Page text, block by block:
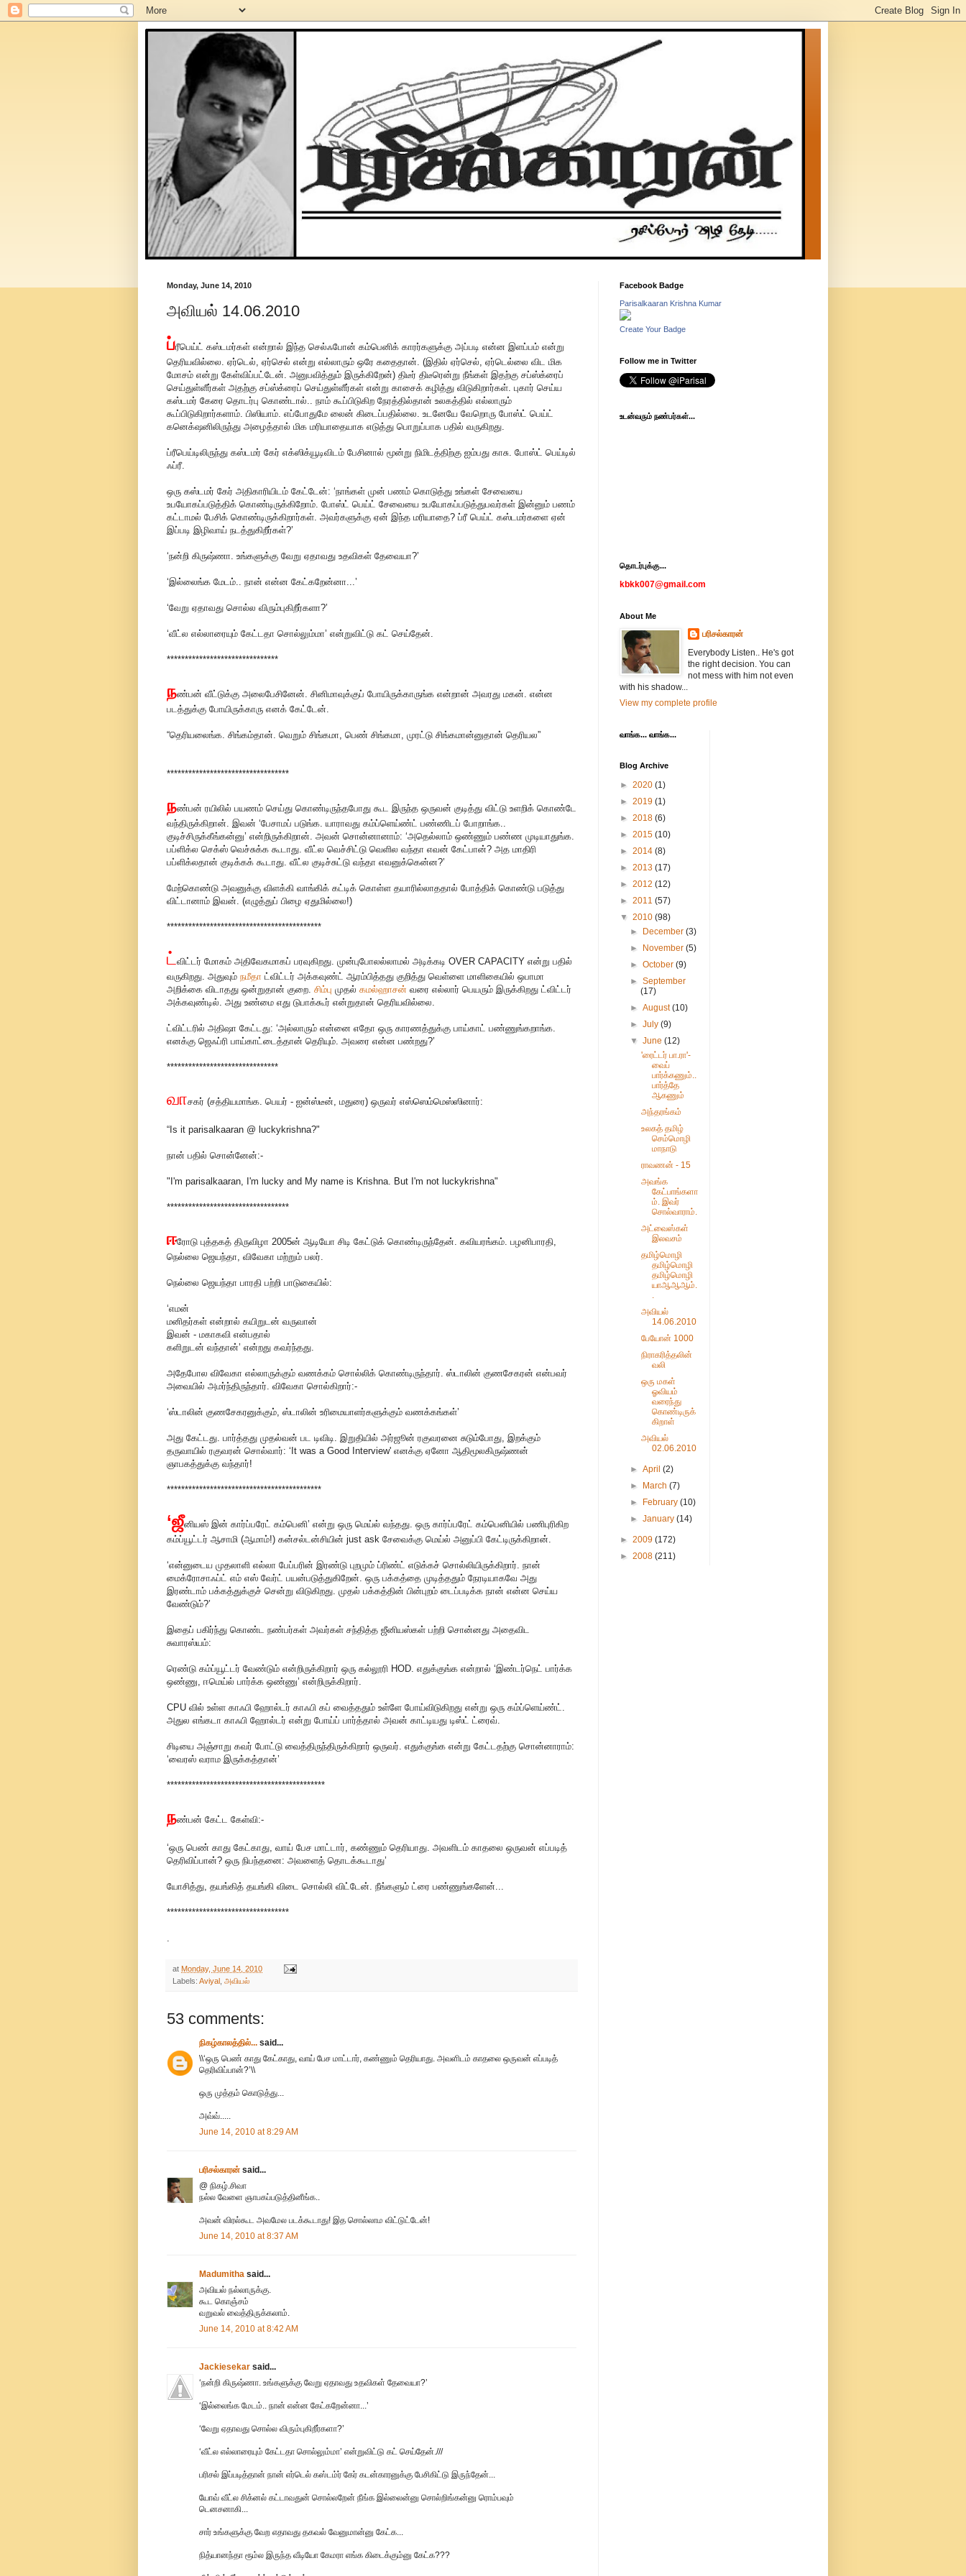
Monday, June 14, 2010
அவியல் 14.06.2010
ப்ரீபெய்ட் கஸ்டமர்கள் என்றால் இந்த செல்ஃபோன் கம்பெனிக் காரர்களுக்கு அப்படி என்ன இளப்பம் என்று
தெரியவில்லை. ஏர்டெல், ஏர்செல் என்று எல்லாரும் ஒரே கதைதான். (இதில் ஏர்செல், ஏர்டெல்லை விட மிக
மோசம் என்று கேள்விப்பட்டேன். அனுபவித்தும் இருக்கிறேன்) திடீர் திடீரென்று நீங்கள் இதற்கு சப்ஸ்க்ரைப்
செய்துள்ளீர்கள் அதற்கு சப்ஸ்க்ரைப் செய்துள்ளீர்கள் என்று காசைக் கழித்து விடுகிறார்கள். புகார் செய்ய
கஸ்டமர் கேரை தொடர்பு கொண்டால்.. நாம் கூப்பிடுகிற நேரத்தில்தான் உலகத்தில் எல்லாரும்
கூப்பிடுகிறார்களாம். பிஸியாம். எப்போதுமே லைன் கிடைப்பதில்லை. உடனேயே வேறொரு போஸ்ட் பெய்ட்
கனெக்‌ஷனிலிருந்து அழைத்தால் மிக மரியாதையாக எடுத்து பொறுப்பாக பதில் வருகிறது.
ப்ரீபெய்டிலிருந்து கஸ்டமர் கேர் எக்ஸிக்யூடிவிடம் பேசினால் மூன்று நிமிடத்திற்கு ஐம்பது காசு. போஸ்ட் பெய்டில்
ஃப்ரீ.
ஒரு கஸ்டமர் கேர் அதிகாரியிடம் கேட்டேன்: ‘நாங்கள் முன் பணம் கொடுத்து உங்கள் சேவையை
உபயோகப்படுத்திக் கொண்டிருக்கிறோம். போஸ்ட் பெய்ட் சேவையை உபயோகப்படுத்துபவர்கள் இன்னும் பணம்
கட்டாமல் பேசிக் கொண்டிருக்கிறார்கள். அவர்களுக்கு ஏன் இந்த மரியாதை? ப்ரீ பெய்ட் கஸ்டமர்களை ஏன்
இப்படி இழிவாய் நடத்துகிறீர்கள்?’
‘நன்றி கிருஷ்ணா. உங்களுக்கு வேறு ஏதாவது உதவிகள் தேவையா?’
‘இல்லைங்க மேடம்.. நான் என்ன கேட்கறேன்னா...’
‘வேறு ஏதாவது சொல்ல விரும்புகிறீர்களா?’
‘வீட்ல எல்லாரையும் கேட்டதா சொல்லும்மா’ என்றுவிட்டு கட் செய்தேன்.
*******************************
நண்பன் வீட்டுக்கு அலைபேசினேன். சினிமாவுக்குப் போயிருக்காருங்க என்றான் அவரது மகன். என்ன
படத்துக்கு போயிருக்காரு எனக் கேட்டேன்.
“தெரியலைங்க. சிங்கம்தான். வெறும் சிங்கமா, பெண் சிங்கமா, முரட்டு சிங்கமான்னுதான் தெரியல”
**********************************
நண்பன் ரயிலில் பயணம் செய்து கொண்டிருந்தபோது கூட இருந்த ஒருவன் குடித்து விட்டு உளறிக் கொண்டே
வந்திருக்கிறான். இவன் ‘பேசாமப் படுங்க. யாராவது கம்ப்ளெய்ண்ட் பண்ணிடப் போறாங்க..
குடிச்சிருக்கீங்கன்னு’ என்றிருக்கிறான். அவன் சொன்னானாம்: ‘அதெல்லாம் ஒண்ணும் பண்ண முடியாதுங்க.
பப்ளிக்ல செக்ஸ் வெச்சுக்க கூடாது. வீட்ல வெச்சிட்டு வெளில வந்தா எவன் கேட்பான்? அத மாதிரி
பப்ளிக்லதான் குடிக்கக் கூடாது. வீட்ல குடிச்சுட்டு வந்தா எவனுக்கென்ன?’
மேற்கொண்டு அவனுக்கு விளக்கி வாங்கிக் கட்டிக் கொள்ள தயாரில்லாததால் போத்திக் கொண்டு படுத்து
விட்டானாம் இவன். (எழுத்துப் பிழை ஏதுமில்லை!)
*******************************************
ட் விட்டர் மோகம் அதிவேகமாகப் பரவுகிறது. முன்புபோலல்லாமல் அடிக்கடி OVER CAPACITY என்று பதில்
வருகிறது. அதுவும் நமீதா ட்விட்டர் அக்கவுண்ட் ஆரம்பித்தது குறித்து வெள்ளை மாளிகையில் ஒபாமா
அறிக்கை விடாதது ஒன்றுதான் குறை. சிம்பு முதல் கமல்ஹாசன் வரை எல்லார் பெயரும் இருக்கிறது ட்விட்டர்
அக்கவுண்டில். அது உண்மை எது டுபாக்கூர் என்றுதான் தெரியவில்லை.
ட்விட்டரில் அதிஷா கேட்டது: ‘அல்லாரும் என்னை எதோ ஒரு காரணத்துக்கு பாய்காட் பண்ணுங்கறாங்க.
எனக்கு ஜெஃப்ரி பாய்காட்டைத்தான் தெரியும். அவரை என்ன பண்றது?’
*******************************
வாசகர் (சத்தியமாங்க. பெயர் - ஐன்ஸ்டீன், மதுரை) ஒருவர் எஸ்ஸெம்மெஸ்ஸினார்:
“Is it parisalkaaran @ luckykrishna?"
நான் பதில் சொன்னேன்:-
"I'm parisalkaaran, I'm lucky and My name is Krishna. But I'm not luckykrishna"
**********************************
ஈரோடு புத்தகத் திருவிழா 2005ன் ஆடியோ சிடி கேட்டுக் கொண்டிருந்தேன். கவியரங்கம். பழனிபாரதி,
நெல்லை ஜெயந்தா, விவேகா மற்றும் பலர்.
நெல்லை ஜெயந்தா பாரதி பற்றி பாடுகையில்:
‘எமன்
மனிதர்கள் என்றால் கயிறுடன் வருவான்
இவன் - மகாகவி என்பதால்
களிறுடன் வந்தான்’ என்றது கவர்ந்தது.
அதேபோல விவேகா எல்லாருக்கும் வணக்கம் சொல்லிக் கொண்டிருந்தார். ஸ்டாலின் குணசேகரன் என்பவர்
அவையில் அமர்ந்திருந்தார். விவேகா சொல்கிறார்:-
‘ஸ்டாலின் குணசேகரனுக்கும், ஸ்டாலின் உரிமையாளர்களுக்கும் வணக்கங்கள்’
அது கேட்டது. பார்த்தது முதல்வன் பட டிவிடி. இறுதியில் அர்ஜூன் ரகுவரனை சுடும்போது, இறக்கும்
தருவாயில் ரகுவரன் சொல்வார்: ‘It was a Good Interview' எனக்கு ஏனோ ஆதிமூலகிருஷ்ணன்
ஞாபகத்துக்கு வந்தார்!
*******************************************
‘ஜீனியஸ் இன் கார்ப்பரேட் கம்பெனி’ என்று ஒரு மெய்ல் வந்தது. ஒரு கார்ப்பரேட் கம்பெனியில் பணிபுரிகிற
கம்ப்யூட்டர் ஆசாமி (ஆமாம்!) கன்சல்டன்சியின் just ask சேவைக்கு மெய்ல் அனுப்பி கேட்டிருக்கிறான்.
‘என்னுடைய முதலாளி எல்லா பேப்பரின் இரண்டு புறமும் ப்ரிண்ட் எடுக்கச் சொல்லியிருக்கிறார். நான்
மைக்ரோசாஃப்ட் எம் எஸ் வேர்ட் பயன்படுத்துகிறேன். ஒரு பக்கத்தை முடித்ததும் நேரடியாகவே அது
இரண்டாம் பக்கத்துக்குச் சென்று விடுகிறது. முதல் பக்கத்தின் பின்புறம் டைப்படிக்க நான் என்ன செய்ய
வேண்டும்?’
இதைப் பகிர்ந்து கொண்ட நண்பர்கள் அவர்கள் சந்தித்த ஜீனியஸ்கள் பற்றி சொன்னது அதைவிட
சுவாரஸ்யம்:
ரெண்டு கம்ப்யூட்டர் வேண்டும் என்றிருக்கிறார் ஒரு கல்லூரி HOD. எதுக்குங்க என்றால் ‘இண்டர்நெட் பார்க்க
ஒண்ணு, ஈமெய்ல் பார்க்க ஒண்ணு’ என்றிருக்கிறார்.
CPU வில் உள்ள காஃபி ஹோல்டர் காஃபி கப் வைத்ததும் உள்ளே போய்விடுகிறது என்று ஒரு கம்ப்ளெய்ண்ட்.
அதுல எங்கடா காஃபி ஹோல்டர் என்று போய்ப் பார்த்தால் அவன் காட்டியது டிஸ்ட் ட்ரைவ்.
சிடியை அஞ்சாறு கவர் போட்டு வைத்திருந்திருக்கிறார் ஒருவர். எதுக்குங்க என்று கேட்டதற்கு சொன்னாராம்:
‘வைரஸ் வராம இருக்கத்தான்’
********************************************
நண்பன் கேட்ட கேள்வி:-
‘ஒரு பெண் காது கேட்காது, வாய் பேச மாட்டார், கண்ணும் தெரியாது. அவளிடம் காதலை ஒருவன் எப்படித்
தெரிவிப்பான்? ஒரு நிபந்தனை: அவளைத் தொடக்கூடாது’
யோசித்து, தயங்கித் தயங்கி விடை சொல்லி விட்டேன். நீங்களும் ட்ரை பண்ணுங்களேன்...
**********************************
at Monday, June 14, 2010
Labels: Aviyal அவியல்
53 comments:
நிகழ்காலத்தில்... said...
\\‘ஒரு பெண் காது கேட்காது, வாய் பேச மாட்டார், கண்ணும் தெரியாது. அவளிடம் காதலை ஒருவன் எப்படித்
தெரிவிப்பான்?’\\
ஒரு முத்தம் கொடுத்து...
அவ்வ்.....
June 14, 2010 at 8:29 AM
பரிசல்காரன் said...
@ நிகழ்.சிவா
நல்ல வேளை ஞாபகப்படுத்தினீங்க..
அவன் விரல்கூட அவமேல படக்கூடாது! இத சொல்லாம விட்டுட்டேன்!
June 14, 2010 at 8:37 AM
Madumitha said...
அவியல் நல்லாருக்கு.
கூட கொஞ்சம்
வறுவல் வைத்திருக்கலாம்.
June 14, 2010 at 8:42 AM
Jackiesekar said...
‘நன்றி கிருஷ்ணா. உங்களுக்கு வேறு ஏதாவது உதவிகள் தேவையா?’
‘இல்லைங்க மேடம்.. நான் என்ன கேட்கறேன்னா...’
‘வேறு ஏதாவது சொல்ல விரும்புகிறீர்களா?’
‘வீட்ல எல்லாரையும் கேட்டதா சொல்லும்மா’ என்றுவிட்டு கட் செய்தேன்.///
பரிசல் இப்படித்தான் நான் எர்டெல் கஸ்டம்ர் கேர் கடன்காரனுக்கு பேசிகிட்டு இருந்தேன்...
யோவ் வீட்ல சிக்னல் கட்டாவதுன் சொல்லறேன் நீங்க இல்லைன்னு சொல்றிங்கன்னு ரொம்பவும்
டெனசனாகி...
சார் உங்களுக்கு வேற எதாவது தகவல் வேனுமான்னு கேட்க...
நித்யானந்தா ரூம்ல இருந்த வீடியோ கேமரா எங்க கிடைக்கும்னு கேட்க???
Facebook Badge
Parisalkaaran Krishna Kumar
Create Your Badge
Follow me in Twitter
உடன்வரும் நண்பர்கள்...
தொடர்புக்கு...
kbkk007@gmail.com
About Me
பரிசல்காரன்
Everybody Listen.. He's got
the right decision. You can
not mess with him not even
with his shadow...
View my complete profile
வாங்க... வாங்க...
Blog Archive
► 2020 (1)
► 2019 (1)
► 2018 (6)
► 2015 (10)
► 2014 (8)
► 2013 (17)
► 2012 (12)
► 2011 (57)
▼ 2010 (98)
►
December(3)
►
November(5)
►October(9)
►September
(17)
►August(10)
►July(9)
▼June(12)
'ரைட்டர் பா.ரா'-
வைப்
பார்க்கணும்..
பார்த்தே
ஆகணும்
அந்தரங்கம்
உலகத் தமிழ்
செம்மொழி
மாநாடு
ராவணன் - 15
அவங்க
கேட்பாங்களா
ம். இவர்
சொல்வாராம்.
அட்வைஸ்கள்
இலவசம்
தமிழ்மொழி
தமிழ்மொழி
தமிழ்மொழி
யாஆஆஆம்.
.
அவியல்
14.06.2010
பேயோன் 1000
நிராகரித்தலின்
வலி
ஒரு மகள்
ஓவியம்
வரைந்து
கொண்டிருக்
கிறாள்
அவியல்
02.06.2010
►April(2)
►
March(7)
►
February(10)
►January(14)
► 2009 (172)
► 2008 (211)